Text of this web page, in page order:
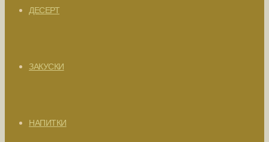
ДЕСЕРТ
ЗАКУСКИ
НАПИТКИ